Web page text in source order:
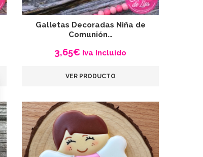
Galletas Decoradas Niña de
Comunión…
3,65€ Iva Incluido
VER PRODUCTO